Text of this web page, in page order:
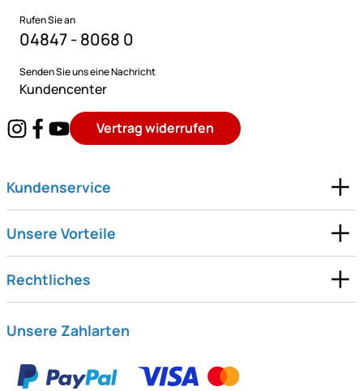
Rufen Sie an
04847 - 8068 0
Senden Sie uns eine Nachricht
Kundencenter
Vertrag widerrufen
Kundenservice
Unsere Vorteile
Rechtliches
Unsere Zahlarten